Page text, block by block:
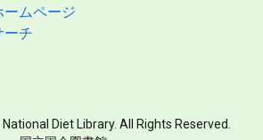
ムページ
ーチ
Diet Library. All Rights Reserved.